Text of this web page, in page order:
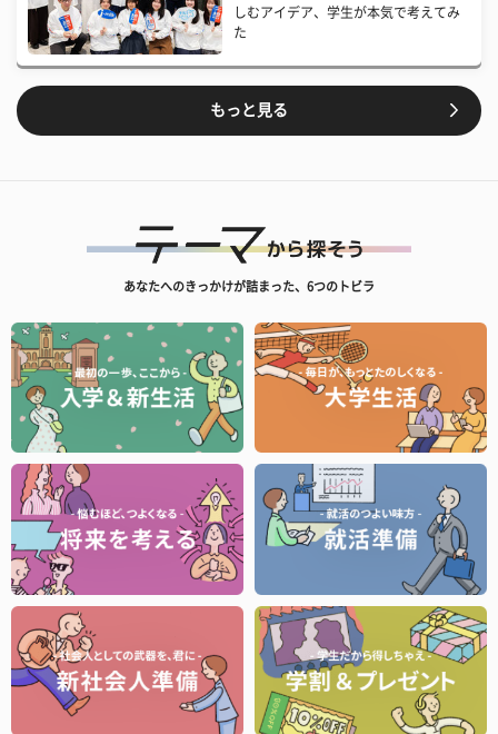
しむアイデア、学生が本気で考えてみ
た
もっと見る
あなたへのきっかけが詰まった、6つのトビラ